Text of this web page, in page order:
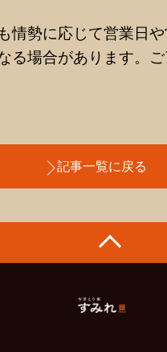
情勢に応じて営業日
る場合があります。ご
記事一覧に戻る